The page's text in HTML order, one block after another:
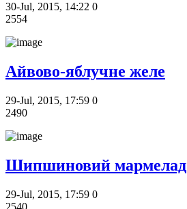
30-Jul, 2015, 14:22 0
2554
Айвово-яблучне желе
29-Jul, 2015, 17:59 0
2490
Шипшиновий мармелад
29-Jul, 2015, 17:59 0
2540